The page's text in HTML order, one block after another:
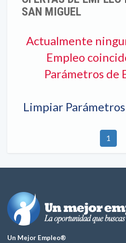
SAN MIGUEL
Actualmente
Empleo
Parámetros de
Limpiar
1
Un Mejor Empleo®